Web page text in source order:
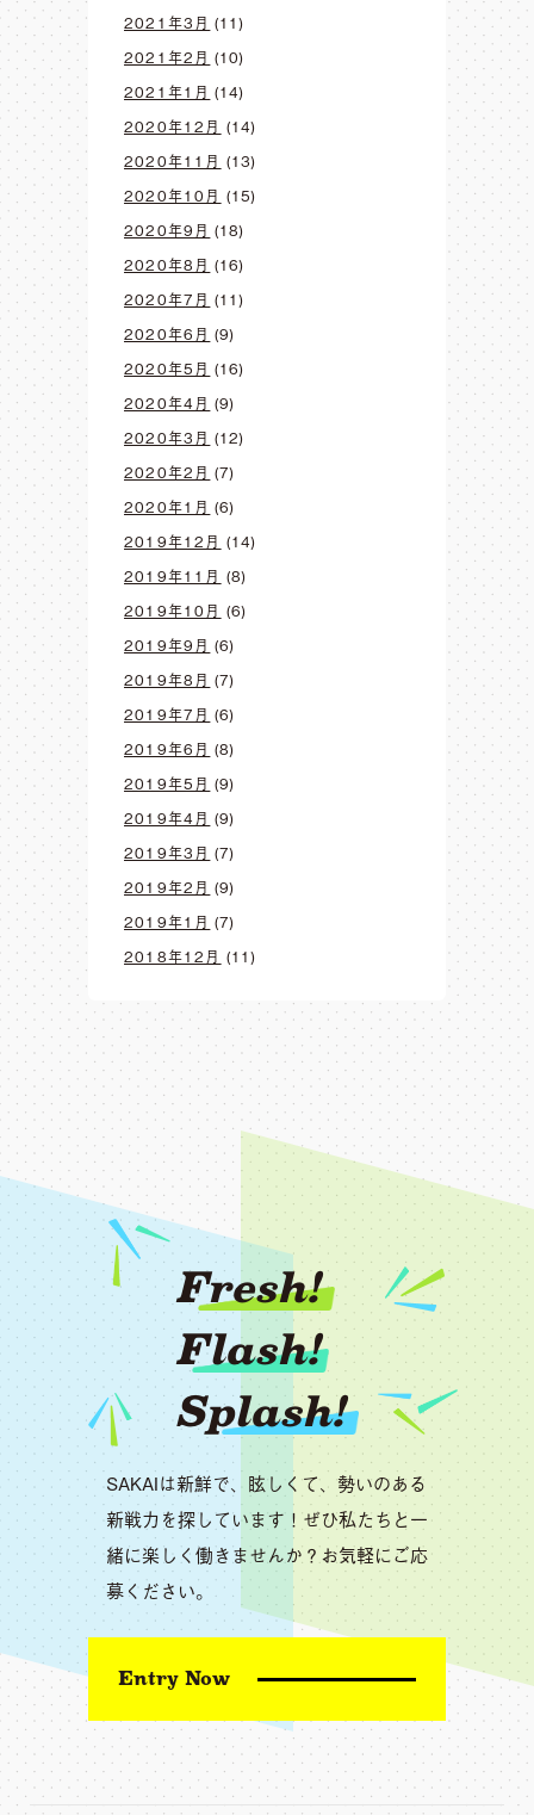
2021年3月 (11)
2021年2月 (10)
2021年1月 (14)
2020年12月 (14)
2020年11月 (13)
2020年10月 (15)
2020年9月 (18)
2020年8月 (16)
2020年7月 (11)
2020年6月 (9)
2020年5月 (16)
2020年4月 (9)
2020年3月 (12)
2020年2月 (7)
2020年1月 (6)
2019年12月 (14)
2019年11月 (8)
2019年10月 (6)
2019年9月 (6)
2019年8月 (7)
2019年7月 (6)
2019年6月 (8)
2019年5月 (9)
2019年4月 (9)
2019年3月 (7)
2019年2月 (9)
2019年1月 (7)
2018年12月 (11)
Fresh!
Flash!
Splash!
SAKAIは新鮮で、眩しくて、勢いのある
新戦力を探しています！ぜひ私たちと一
緒に楽しく働きませんか？お気軽にご応
募ください。
Entry Now